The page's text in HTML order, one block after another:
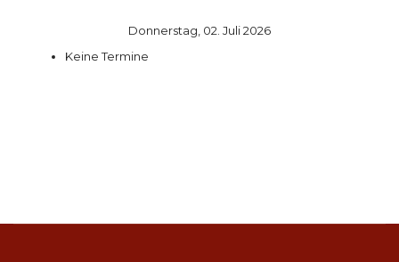
Donnerstag, 02. Juli 2026
Keine Termine